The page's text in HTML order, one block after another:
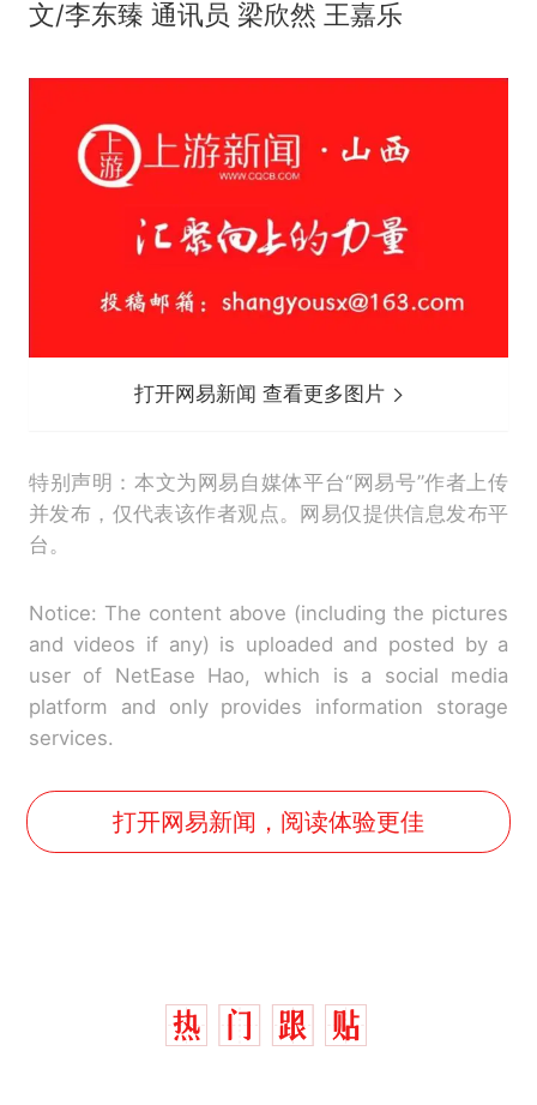
文/李东臻 通讯员 梁欣然 王嘉乐
打开网易新闻 查看更多图片
特别声明：本文为网易自媒体平台“网易号”作者上传
并发布，仅代表该作者观点。网易仅提供信息发布平
台。
Notice: The content above (including the pictures
and videos if any) is uploaded and posted by a
user of NetEase Hao, which is a social media
platform and only provides information storage
services.
打开网易新闻，阅读体验更佳